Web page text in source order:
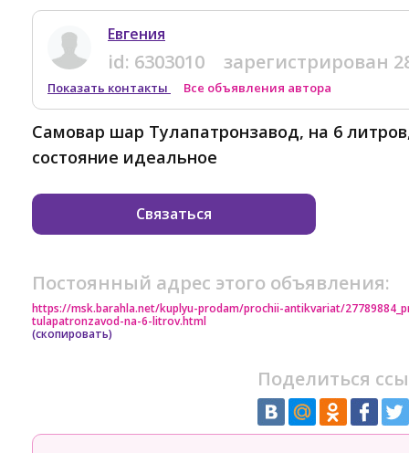
Евгения
id: 6303010 зарегистрирован
Показать контакты Все объявления автора
Самовар шар Тулапатронзавод, на 6
состояние идеальное
Связаться
Постоянный адрес этого объявления:
https://msk.barahla.net/kuplyu-prodam/prochii-antikvariat/
tulapatronzavod-na-6-litrov.html
(скопировать)
Поделиться